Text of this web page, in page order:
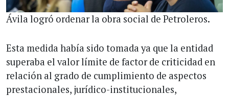
Ávila logró ordenar la obra social de Petroleros.
Esta medida había sido tomada ya que la entidad
superaba el valor límite de factor de criticidad en
relación al grado de cumplimiento de aspectos
prestacionales, jurídico-institucionales,